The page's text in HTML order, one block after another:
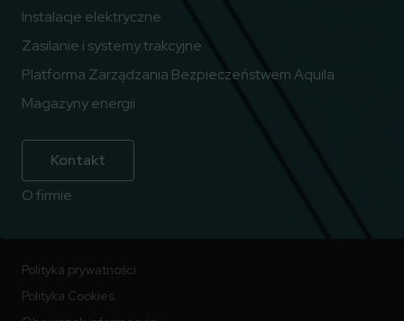
Instalacje elektryczne
Zasilanie i systemy trakcyjne
Platforma Zarządzania Bezpieczeństwem Aquila
Magazyny energii
Kontakt
O firmie
Polityka prywatności
Polityka Cookies